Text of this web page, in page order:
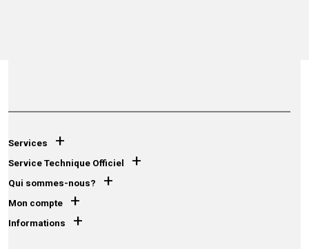
Services +
Service Technique Officiel +
Qui sommes-nous? +
Mon compte +
Informations +